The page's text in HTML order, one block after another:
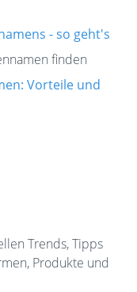
- so geht's
finden
Vorteile und
Trends, Tipps
Produkte und